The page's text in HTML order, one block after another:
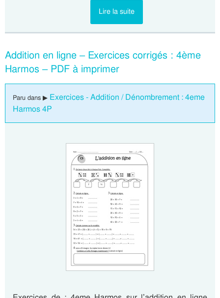
Lire la suite
Addition en ligne – Exercices corrigés : 4ème
Harmos – PDF à imprimer
Paru dans ▶ Exercices - Addition / Dénombrement : 4eme
Harmos 4P